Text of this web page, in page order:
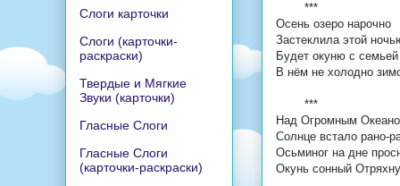
***
Осень озеро нарочно
Застеклила этой
Будет окуню с семьей
В нём не холодно
***
Над Огромным
Солнце встало рано-
Осьминог на дне
Окунь сонный
Слоги карточки
Слоги (карточки-
раскраски)
Твердые и Мягкие
Звуки (карточки)
Гласные Слоги
Гласные Слоги
(карточки-раскраски)